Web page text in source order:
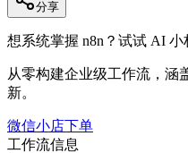
分享
想系统掌握 n8n？试试 AI 小
从零构建企业级工作流，涵
新。
微信小店下单
工作流信息